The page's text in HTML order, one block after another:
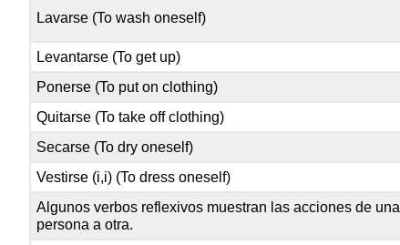
Lavarse (To wash oneself)
Levantarse (To get up)
Ponerse (To put on clothing)
Quitarse (To take off clothing)
Secarse (To dry oneself)
Vestirse (i,i) (To dress oneself)
Algunos verbos reflexivos muestran las acciones de una
persona a otra.